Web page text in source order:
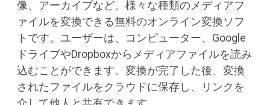
像、アーカイブなど、様々な種類のメディアフ
ァイルを変換できる無料のオンライン変換ソフ
トです。ユーザーは、コンピューター、Google
ドライブやDropboxからメディアファイルを読み
込むことができます。変換が完了した後、変換
されたファイルをクラウドに保存し、リンクを